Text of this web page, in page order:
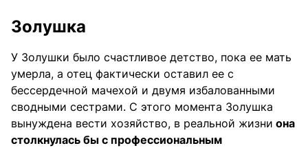
Золушка
У Золушки было счастливое детство, пока ее мать
умерла, а отец фактически оставил ее с
бессердечной мачехой и двумя избалованными
сводными сестрами. С этого момента Золушка
вынуждена вести хозяйство, в реальной жизни она
столкнулась бы с профессиональным